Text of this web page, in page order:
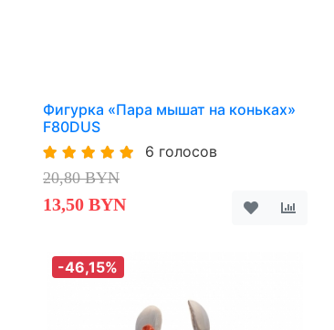
Фигурка «Пара мышат на коньках»
F80DUS
6 голосов
20,80 BYN
13,50 BYN
-46,15%